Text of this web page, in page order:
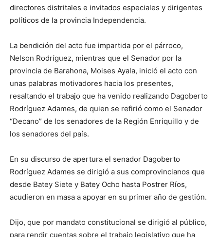
directores distritales e invitados especiales y dirigentes
políticos de la provincia Independencia.
La bendición del acto fue impartida por el párroco,
Nelson Rodríguez, mientras que el Senador por la
provincia de Barahona, Moises Ayala, inició el acto con
unas palabras motivadores hacia los presentes,
resaltando el trabajo que ha venido realizando Dagoberto
Rodríguez Adames, de quien se refirió como el Senador
“Decano” de los senadores de la Región Enriquillo y de
los senadores del país.
En su discurso de apertura el senador Dagoberto
Rodríguez Adames se dirigió a sus comprovincianos que
desde Batey Siete y Batey Ocho hasta Postrer Ríos,
acudieron en masa a apoyar en su primer año de gestión.
Dijo, que por mandato constitucional se dirigió al público,
para rendir cuentas sobre el trabajo legislativo que ha